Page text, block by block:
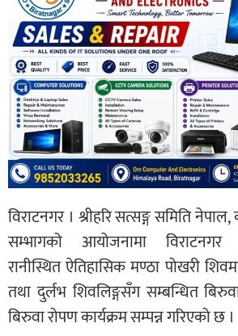
विराटनगर । श्रीहरि सत्सङ्ग समिति
सम्भागको आयोजनामा विराटनगर
रानीस्थित ऐतिहासिक मण्ठा पोखरी
तथा दुर्लभ शिवलिङ्गसँग सम्बन्धित
बिरुवा रोपण कार्यक्रम सम्पन्न गरिएको छ ।